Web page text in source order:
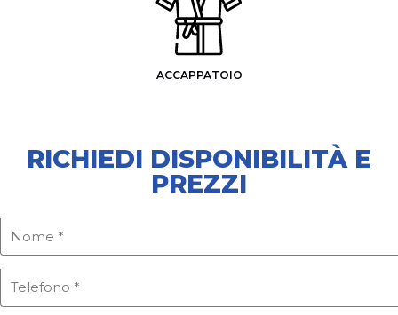
ACCAPPATOIO
PRODOTTI DA BAGNO
RICHIEDI DISPONIBILITÀ E
PREZZI